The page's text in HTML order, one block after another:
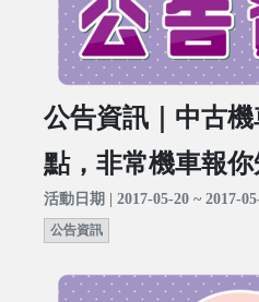
公告資訊｜中古
點，非常機車報你
活動日期 | 2017-05-20 ~ 2017-
公告資訊